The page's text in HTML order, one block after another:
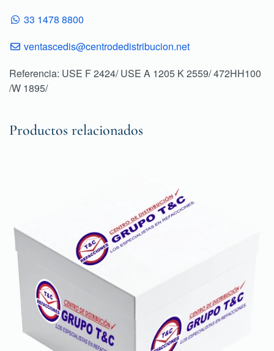
33 1478 8800
ventascedis@centrodedistribucion.net
Referencia: USE F 2424/ USE A 1205 K 2559/ 472HH100
/W 1895/
Productos relacionados